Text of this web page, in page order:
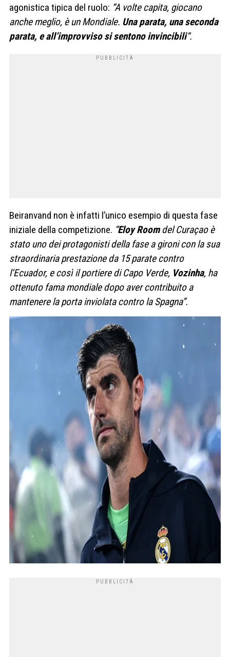
agonistica tipica del ruolo: “A volte capita, giocano
anche meglio, è un Mondiale. Una parata, una seconda
parata, e all’improvviso si sentono invincibili“.
Beiranvand non è infatti l’unico esempio di questa fase
iniziale della competizione. “Eloy Roomdel Curaçao è
stato uno dei protagonisti della fase a gironi con la sua
straordinaria prestazione da 15 parate contro
l’Ecuador, e così il portiere di Capo Verde, Vozinha, ha
ottenuto fama mondiale dopo aver contribuito a
mantenere la porta inviolata contro la Spagna”.